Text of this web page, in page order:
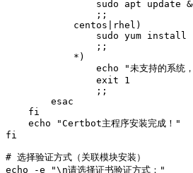
sudo apt update
                ;;
            centos|rhel)
sudo yum install
                ;;
            *)
echo "未支持的系
                exit 1
                ;;
        esac
    fi
    echo "Certbot主程序安装完成！"
fi
# 选择验证方式（关联模块安装）
echo -e "\n请选择证书验证方式："